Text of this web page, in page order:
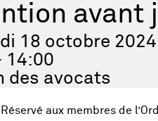
avant
18 octobre 2024
14:00
des avocats
aux membres de